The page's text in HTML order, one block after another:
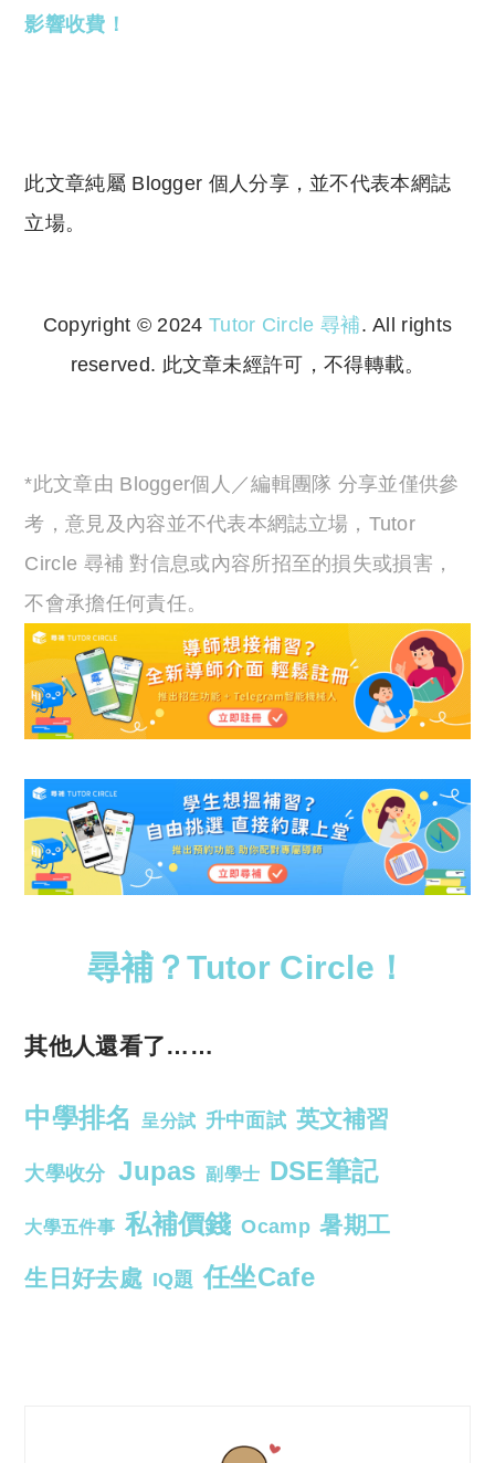
影響收費！
此文章純屬 Blogger 個人分享，並不代表本網誌
立場。
Copyright © 2024 Tutor Circle 尋補. All rights
reserved. 此文章未經許可，不得轉載。
*此文章由 Blogger個人／編輯團隊 分享並僅供參
考，意見及內容並不代表本網誌立場，Tutor
Circle 尋補 對信息或內容所招至的損失或損害，
不會承擔任何責任。
尋補？Tutor Circle！
其他人還看了……
中學排名 呈分試 升中面試 英文補習
大學收分 Jupas 副學士 DSE筆記
大學五件事 私補價錢 Ocamp 暑期工
生日好去處 IQ題 任坐Cafe